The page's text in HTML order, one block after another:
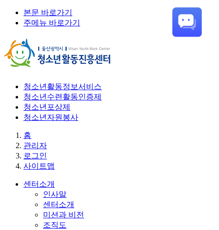
본문 바로가기
주메뉴 바로가기
청소년활동정보서비스
청소년수련활동인증제
청소년포상제
청소년자원봉사
홈
관리자
로그인
사이트맵
센터소개
인사말
센터소개
미션과 비전
조직도